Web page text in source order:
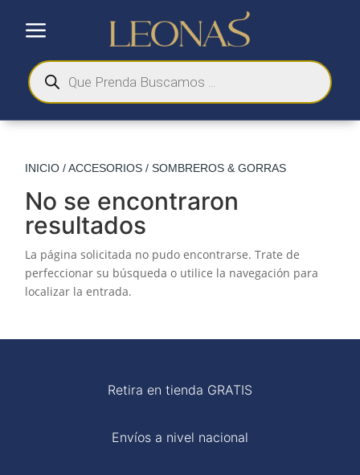
a
Búsqueda
de
productos
INICIO /ACCESORIOS / SOMBREROS & GORRAS
No se encontraron
resultados
La página solicitada no pudo encontrarse. Trate de
perfeccionar su búsqueda o utilice la navegación para
localizar la entrada.
Retira en tienda GRATIS
Envíos a nivel nacional